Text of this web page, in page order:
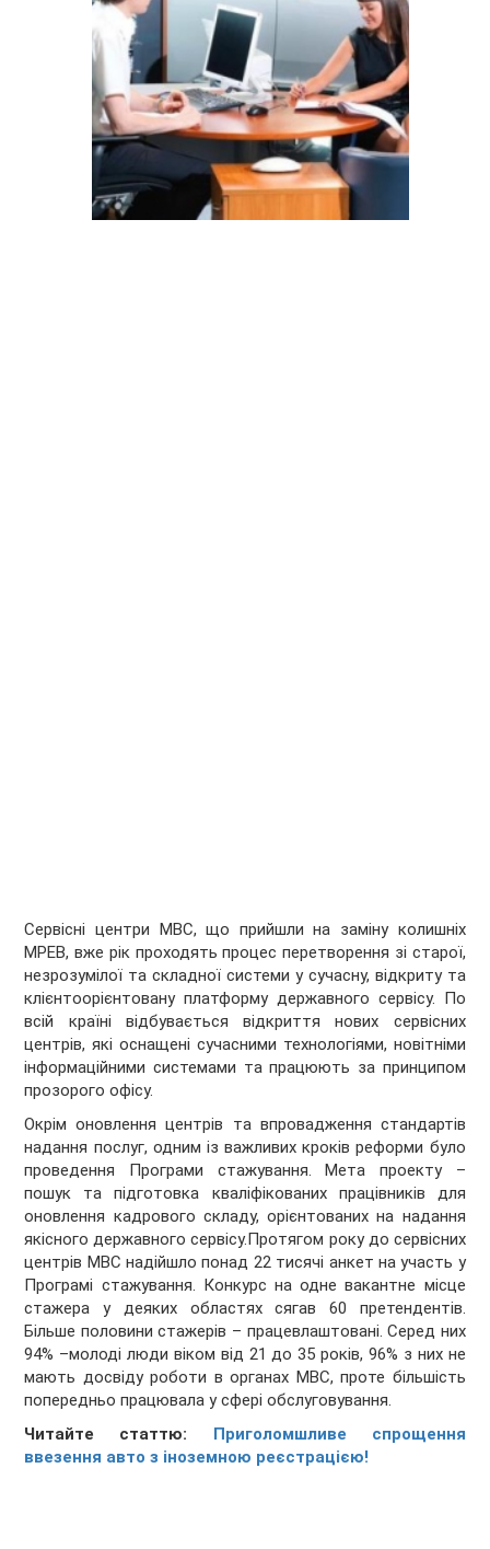
Сервісні центри МВС, що прийшли на заміну колишніх
МРЕВ, вже рік проходять процес перетворення зі старої,
незрозумілої та складної системи у сучасну, відкриту та
клієнтоорієнтовану платформу державного сервісу. По
всій країні відбувається відкриття нових сервісних
центрів, які оснащені сучасними технологіями, новітніми
інформаційними системами та працюють за принципом
прозорого офісу.
Окрім оновлення центрів та впровадження стандартів
надання послуг, одним із важливих кроків реформи було
проведення Програми стажування. Мета проекту –
пошук та підготовка кваліфікованих працівників для
оновлення кадрового складу, орієнтованих на надання
якісного державного сервісу.Протягом року до сервісних
центрів МВС надійшло понад 22 тисячі анкет на участь у
Програмі стажування. Конкурс на одне вакантне місце
стажера у деяких областях сягав 60 претендентів.
Більше половини стажерів – працевлаштовані. Серед них
94% –молоді люди віком від 21 до 35 років, 96% з них не
мають досвіду роботи в органах МВС, проте більшість
попередньо працювала у сфері обслуговування.
Читайте статтю: Приголомшливе спрощення
ввезення авто з іноземною реєстрацією!